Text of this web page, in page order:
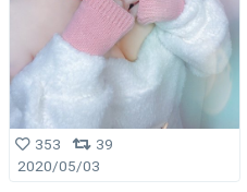
353
39
2020/05/03